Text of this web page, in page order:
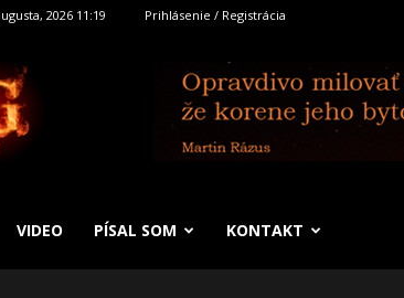
2026 11:19 Prihlásenie / Registrácia
VIDEO PÍSAL SOM KONTAKT